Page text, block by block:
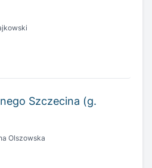
Szczecina (g.
Olszowska